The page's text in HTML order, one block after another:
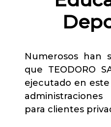
Numerosos han
que TEODORO
ejecutado en
para clientes